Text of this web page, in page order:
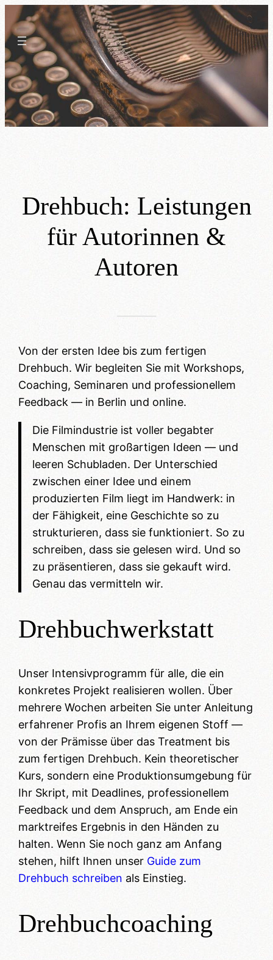
Skip
to
content
Drehbuch: Leistungen
für Autorinnen &
Autoren
Von der ersten Idee bis zum fertigen
Drehbuch. Wir begleiten Sie mit Workshops,
Coaching, Seminaren und professionellem
Feedback — in Berlin und online.
Die Filmindustrie ist voller begabter
Menschen mit großartigen Ideen — und
leeren Schubladen. Der Unterschied
zwischen einer Idee und einem
produzierten Film liegt im Handwerk: in
der Fähigkeit, eine Geschichte so zu
strukturieren, dass sie funktioniert. So zu
schreiben, dass sie gelesen wird. Und so
zu präsentieren, dass sie gekauft wird.
Genau das vermitteln wir.
Drehbuchwerkstatt
Unser Intensivprogramm für alle, die ein
konkretes Projekt realisieren wollen. Über
mehrere Wochen arbeiten Sie unter Anleitung
erfahrener Profis an Ihrem eigenen Stoff —
von der Prämisse über das Treatment bis
zum fertigen Drehbuch. Kein theoretischer
Kurs, sondern eine Produktionsumgebung für
Ihr Skript, mit Deadlines, professionellem
Feedback und dem Anspruch, am Ende ein
marktreifes Ergebnis in den Händen zu
halten. Wenn Sie noch ganz am Anfang
stehen, hilft Ihnen unser Guide zum
Drehbuch schreiben als Einstieg.
Drehbuchcoaching